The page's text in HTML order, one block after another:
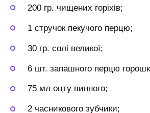
200 гр. чищених горіхів;
1 стручок пекучого перцю;
30 гр. солі великої;
6 шт. запашного перцю
75 мл оцту винного;
2 часникового зубчики;